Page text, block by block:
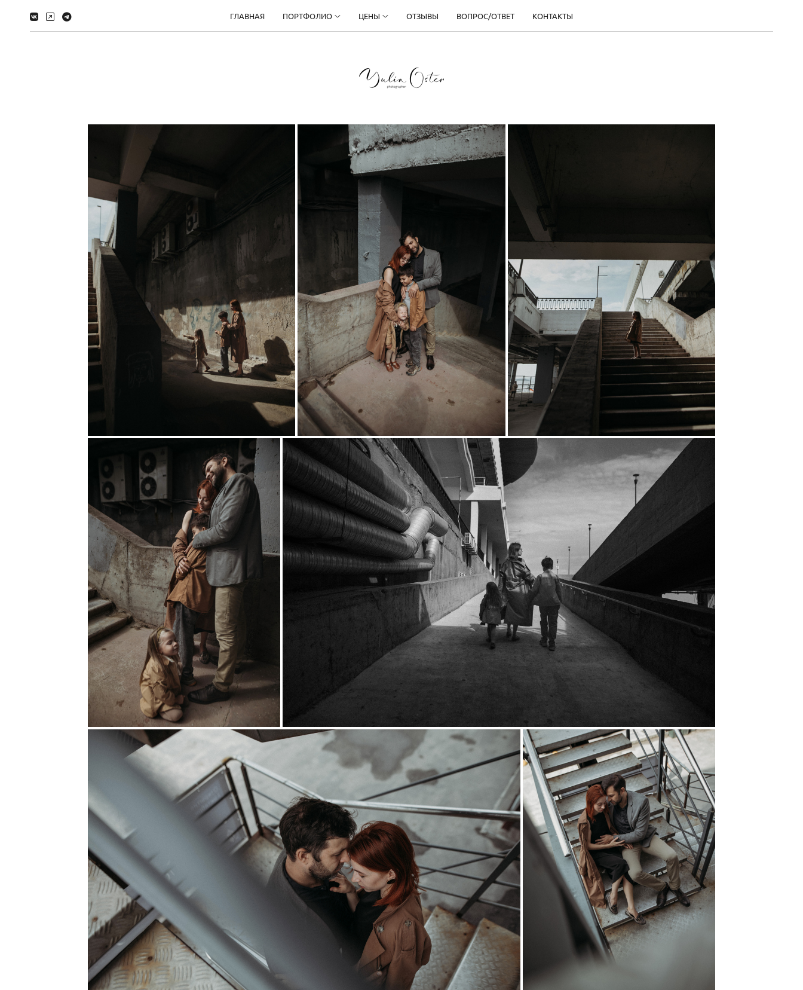
ГЛАВНАЯ ПОРТФОЛИО ЦЕНЫ ОТЗЫВЫ ВОПРОС/ОТВЕТ КОНТАКТЫ